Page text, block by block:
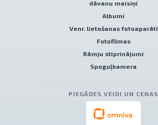
dāvanu maisiņi
Albumi
Venr. lietošanas fotoaparāti
Fotofilmas
Rāmju stiprinājumi
Spoguļkamera
PIEGĀDES VEIDI UN CENAS